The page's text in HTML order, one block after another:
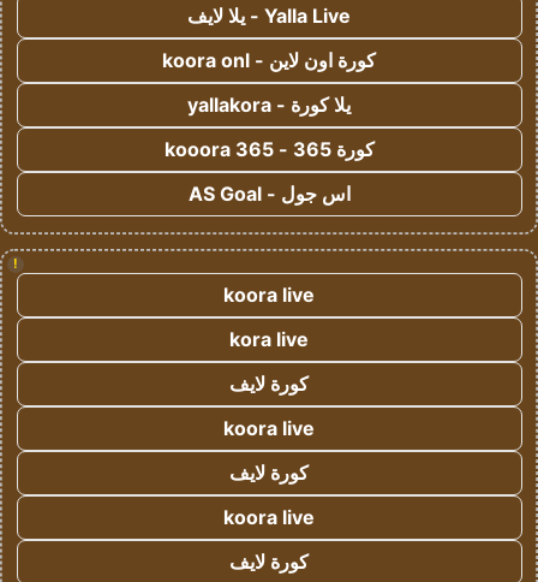
Yalla Live - يلا لايف
كورة اون لاين - koora onl
يلا كورة - yallakora
كورة 365 - kooora 365
اس جول - AS Goal
!
koora live
kora live
كورة لايف
koora live
كورة لايف
koora live
كورة لايف